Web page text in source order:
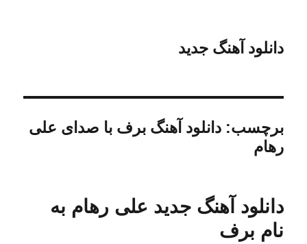
دانلود آهنگ جدید
برچسب:دانلود آهنگ برف با صدای علی
رهام
دانلود آهنگ جدید علی رهام به
نام برف